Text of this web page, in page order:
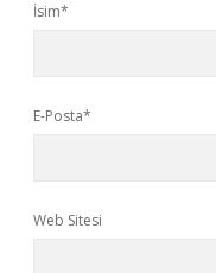
İsim*
E-Posta*
Web Sitesi